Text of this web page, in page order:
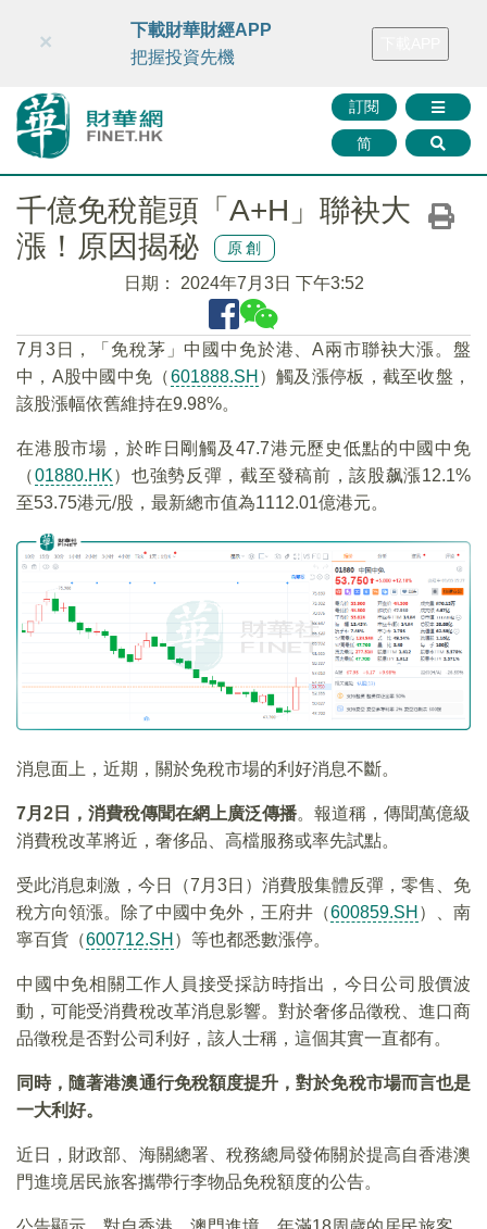
財華智庫網 FINTV FINMETA 財華證券 媒體矩陣
訂閱
简
×
下載財華財經APP
把握投資先機
千億免稅龍頭「A+H」聯袂大
漲！原因揭秘
原創
日期： 2024年7月3日 下午3:52
7月3日，「免稅茅」中國中免於港、A兩市聯袂大漲。盤
中，A股中國中免（601888.SH ）觸及漲停板，截至收盤，
該股漲幅依舊維持在9.98%。
在港股市場，於昨日剛觸及47.7港元歷史低點的中國中免
（01880.HK）也強勢反彈，截至發稿前，該股飙漲12.1%
至53.75港元/股，最新總市值為1112.01億港元。
消息面上，近期，關於免稅市場的利好消息不斷。
7月2日，消費稅傳聞在網上廣泛傳播。報道稱，傳聞萬億級
消費稅改革將近，奢侈品、高檔服務或率先試點。
受此消息刺激，今日（7月3日）消費股集體反彈，零售、免
稅方向領漲。除了中國中免外，王府井（600859.SH ）、南
寧百貨（600712.SH ）等也都悉數漲停。
中國中免相關工作人員接受採訪時指出，今日公司股價波
動，可能受消費稅改革消息影響。對於奢侈品徵稅、進口商
品徵稅是否對公司利好，該人士稱，這個其實一直都有。
同時，隨著港澳通行免稅額度提升，對於免稅市場而言也是
一大利好。
近日，財政部、海關總署、稅務總局發佈關於提高自香港澳
門進境居民旅客攜帶行李物品免稅額度的公告。